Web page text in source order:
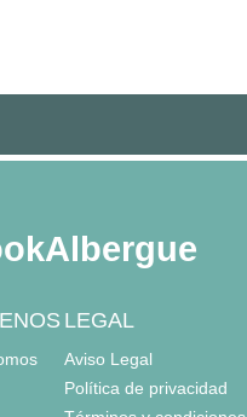
LEGAL
Aviso Legal
Política de privacidad